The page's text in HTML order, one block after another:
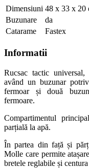
Dimensiuni 48 x 33 x 20
Buzunare
da
Catarame
Fastex
Informatii
Rucsac tactic
având un buzunar
fermoar și două
fermoare.
Compartimentul
parțială la apă.
În partea din față și
Molle care permite
bretele reglabile și